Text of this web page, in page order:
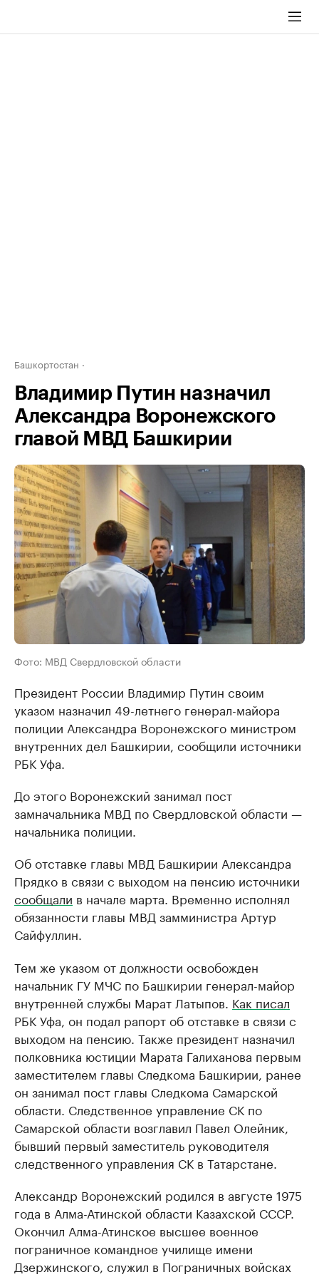
Башкортостан
Владимир Путин назначил
Александра Воронежского
главой МВД Башкирии
Фото: МВД Свердловской области
Президент России Владимир Путин своим
указом назначил 49-летнего генерал-майора
полиции Александра Воронежского министром
внутренних дел Башкирии, сообщили источники
РБК Уфа.
До этого Воронежский занимал пост
замначальника МВД по Свердловской области —
начальника полиции.
Об отставке главы МВД Башкирии Александра
Прядко в связи с выходом на пенсию источники
сообщали в начале марта. Временно исполнял
обязанности главы МВД замминистра Артур
Сайфуллин.
Тем же указом от должности освобожден
начальник ГУ МЧС по Башкирии генерал-майор
внутренней службы Марат Латыпов. Как писал
РБК Уфа, он подал рапорт об отставке в связи с
выходом на пенсию. Также президент назначил
полковника юстиции Марата Галиханова первым
заместителем главы Следкома Башкирии, ранее
он занимал пост главы Следкома Самарской
области. Следственное управление СК по
Самарской области возглавил Павел Олейник,
бывший первый заместитель руководителя
следственного управления СК в Татарстане.
Александр Воронежский родился в августе 1975
года в Алма-Атинской области Казахской СССР.
Окончил Алма-Атинское высшее военное
пограничное командное училище имени
Дзержинского, служил в Пограничных войсках